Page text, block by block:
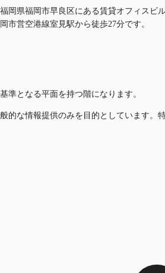
岡県福岡市早良区にある賃貸オフィス
市営空港線室見駅から徒歩27分です。
準となる平面を持つ階になります。
的な情報提供のみを目的としています。